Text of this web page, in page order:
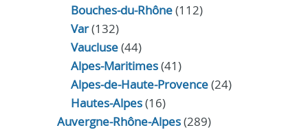
Bouches-du-Rhône(112)
Var(132)
Vaucluse(44)
Alpes-Maritimes(41)
Alpes-de-Haute-Provence(24)
Hautes-Alpes(16)
Auvergne-Rhône-Alpes(289)